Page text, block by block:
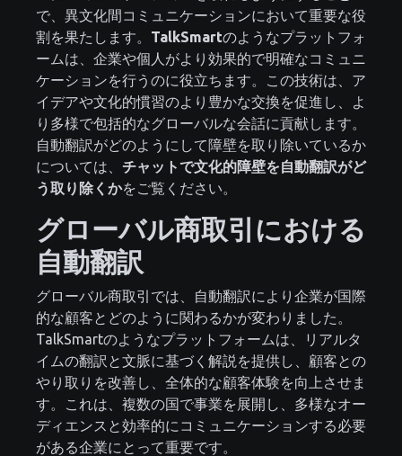
で、異文化間コミュニケーションにおいて重要な役
割を果たします。 TalkSmartのようなプラットフォ
ームは、企業や個人がより効果的で明確なコミュニ
ケーションを行うのに役立ちます。この技術は、ア
イデアや文化的慣習のより豊かな交換を促進し、よ
り多様で包括的なグローバルな会話に貢献します。
自動翻訳がどのようにして障壁を取り除いているか
については、 チャットで文化的障壁を自動翻訳がど
う取り除くかをご覧ください。
グローバル商取引における
自動翻訳
グローバル商取引では、自動翻訳により企業が国際
的な顧客とどのように関わるかが変わりました。
TalkSmartのようなプラットフォームは、リアルタ
イムの翻訳と文脈に基づく解説を提供し、顧客との
やり取りを改善し、全体的な顧客体験を向上させま
す。これは、複数の国で事業を展開し、多様なオー
ディエンスと効率的にコミュニケーションする必要
がある企業にとって重要です。